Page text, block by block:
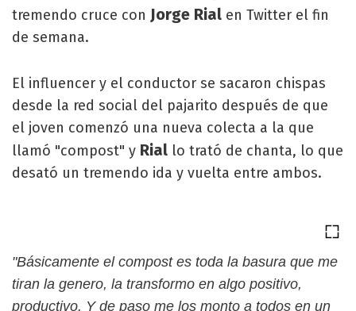
tremendo cruce con Jorge Rial en Twitter el fin
de semana.
El influencer y el conductor se sacaron chispas
desde la red social del pajarito después de que
el joven comenzó una nueva colecta a la que
llamó "compost" y Rial lo trató de chanta, lo que
desató un tremendo ida y vuelta entre ambos.
"Básicamente el compost es toda la basura que me
tiran la genero, la transformo en algo positivo,
productivo. Y de paso me los monto a todos en un